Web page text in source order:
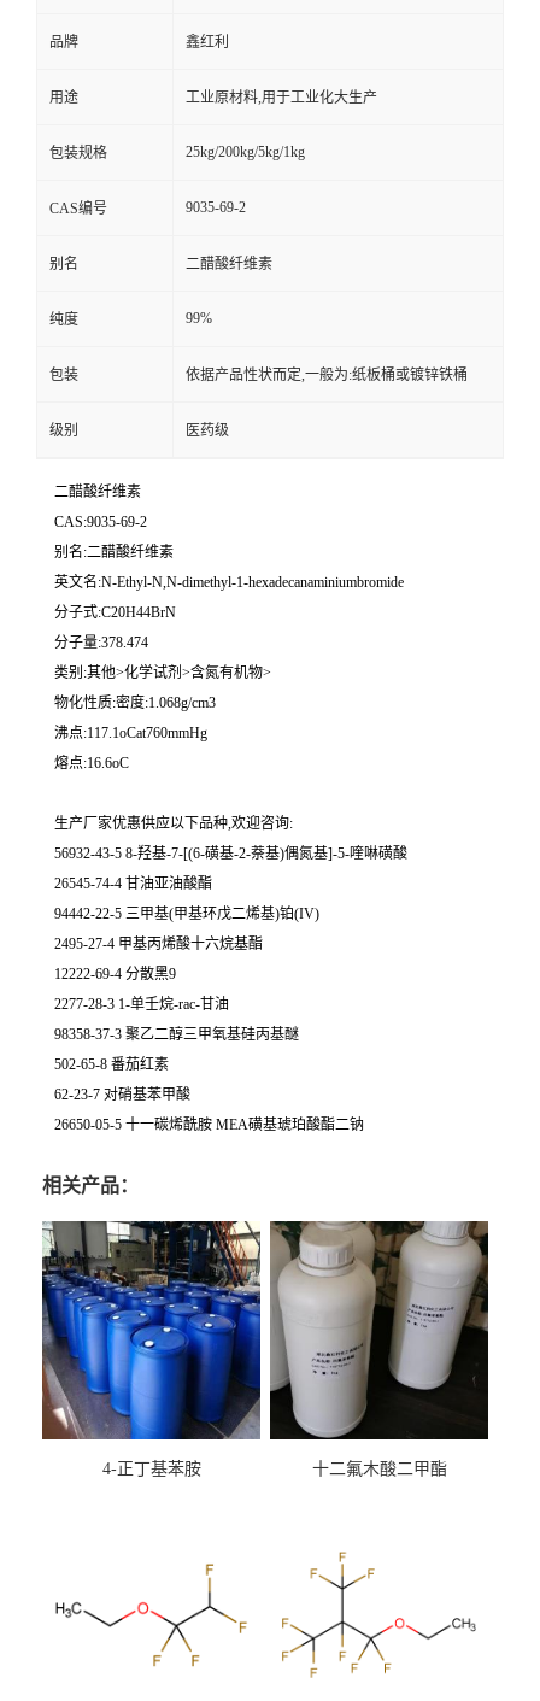
品牌 鑫红利
用途 工业原材料,用于工业化大生产
包装规格 25kg/200kg/5kg/1kg
CAS编号 9035-69-2
别名 二醋酸纤维素
纯度 99%
包装 依据产品性状而定,一般为:纸板桶或镀锌铁桶
级别 医药级
二醋酸纤维素
CAS:9035-69-2
别名:二醋酸纤维素
英文名:N-Ethyl-N,N-dimethyl-1-hexadecanaminiumbromide
分子式:C20H44BrN
分子量:378.474
类别:其他>化学试剂>含氮有机物>
物化性质:密度:1.068g/cm3
沸点:117.1oCat760mmHg
熔点:16.6oC
生产厂家优惠供应以下品种,欢迎咨询:
56932-43-5 8-羟基-7-[(6-磺基-2-萘基)偶氮基]-5-喹啉磺酸
26545-74-4 甘油亚油酸酯
94442-22-5 三甲基(甲基环戊二烯基)铂(IV)
2495-27-4 甲基丙烯酸十六烷基酯
12222-69-4 分散黑9
2277-28-3 1-单壬烷-rac-甘油
98358-37-3 聚乙二醇三甲氧基硅丙基醚
502-65-8 番茄红素
62-23-7 对硝基苯甲酸
26650-05-5 十一碳烯酰胺 MEA磺基琥珀酸酯二钠
相关产品：
4-正丁基苯胺 十二氟木酸二甲酯